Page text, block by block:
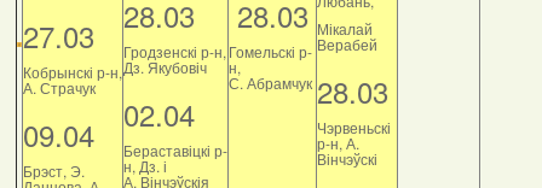
27.03
Кобрынскі р-н,
А. Страчук
09.04
Брэст, Э.
28.03
Гродзенскі р-н,
Дз. Якубовіч
02.04
Бераставіцкі р-
н, Дз. і
А. Вінчэўскія
28.03
Гомельскі р-
н,
С. Абрамчук
Мікалай
Верабей
28.03
Чэрвеньскі
р-н, А.
Вінчэўскі